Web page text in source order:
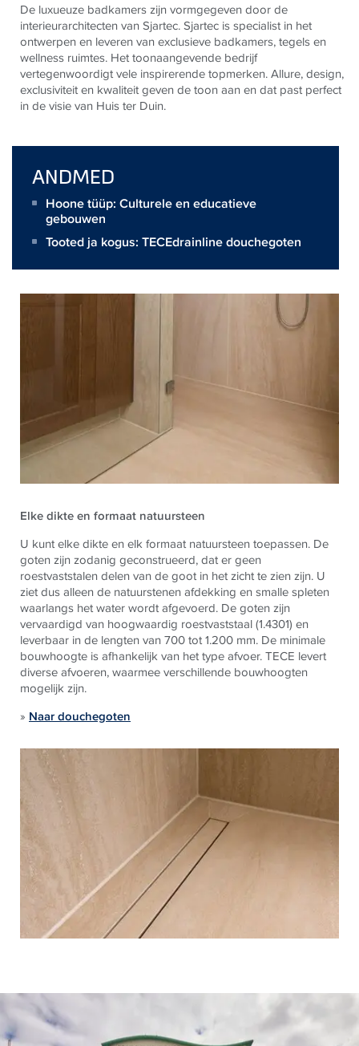
De luxueuze badkamers zijn vormgegeven door de
interieurarchitecten van Sjartec. Sjartec is specialist in het
ontwerpen en leveren van exclusieve badkamers, tegels en
wellness ruimtes. Het toonaangevende bedrijf
vertegenwoordigt vele inspirerende topmerken. Allure, design,
exclusiviteit en kwaliteit geven de toon aan en dat past perfect
in de visie van Huis ter Duin.
ANDMED
Hoone tüüp: Culturele en educatieve
gebouwen
Tooted ja kogus: TECEdrainline douchegoten
Elke dikte en formaat natuursteen
U kunt elke dikte en elk formaat natuursteen toepassen. De
goten zijn zodanig geconstrueerd, dat er geen
roestvaststalen delen van de goot in het zicht te zien zijn. U
ziet dus alleen de natuurstenen afdekking en smalle spleten
waarlangs het water wordt afgevoerd. De goten zijn
vervaardigd van hoogwaardig roestvaststaal (1.4301) en
leverbaar in de lengten van 700 tot 1.200 mm. De minimale
bouwhoogte is afhankelijk van het type afvoer.TECE levert
diverse afvoeren, waarmee verschillende bouwhoogten
mogelijk zijn.
» Naar douchegoten